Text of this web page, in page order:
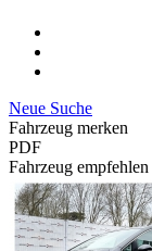
Neue Suche
Fahrzeug merken
PDF
Fahrzeug empfehlen